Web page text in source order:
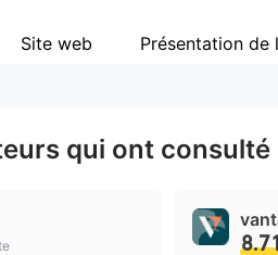
Site web Présentation de
qui ont consulté